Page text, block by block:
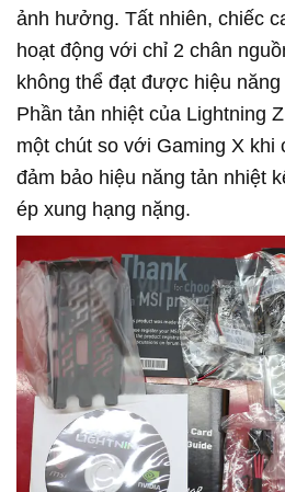
ảnh hưởng. Tất nhiên, chiếc
hoạt động với chỉ 2 chân
không thể đạt được hiệu
Phần tản nhiệt của Lightning
một chút so với Gaming X khi
đảm bảo hiệu năng tản nhiệt
ép xung hạng nặng.